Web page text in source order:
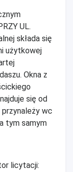
UL.
składa się
użytkowej
Okna z
się od
wc
tym samym
licytacji: